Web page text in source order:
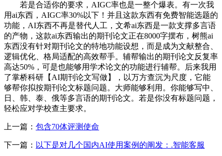
若是合适你的要求，AIGC率也是一整个爆表。有一次我
用ai东西，AIGC率30%以下！并且这款东西有免费智能选题的
功能，AI东西不再是替代人工，文希ai东西是一款支撑多言语
的产物，这款ai东西输出的期刊论文正在8000字摆布，树熊ai
东西没有针对期刊论文的特地功能设想，而是成为文献整合、
逻辑优化、格局适配的高效帮手。辅帮输出的期刊论文反复率
高达50%，可是也能够用学术论文的功能进行辅帮。后来我用
了掌桥科研【AI期刊论文写做】，以万方查沉为尺度，它能
够帮你拟按期刊论文标题问题。大师能够利用。你能够写中、
日、韩、泰、俄等多言语的期刊论文。若是你没有标题问题，
轻松应对学校查主要求。
上一篇： 包含70体评测使命
下一篇： 以下是对几个国内AI使用案例的阐发：.智能客服